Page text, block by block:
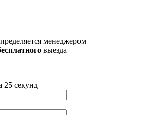
менеджером
выезда
25 секунд